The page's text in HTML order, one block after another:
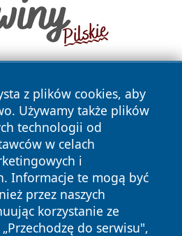
z plików cookies, aby
Używamy także plików
technologii od
w celach
i
Informacje te mogą być
przez naszych
korzystanie ze
do serwisu",
Wszystkie prawa zastrzeżone.
Polityka
Cookies